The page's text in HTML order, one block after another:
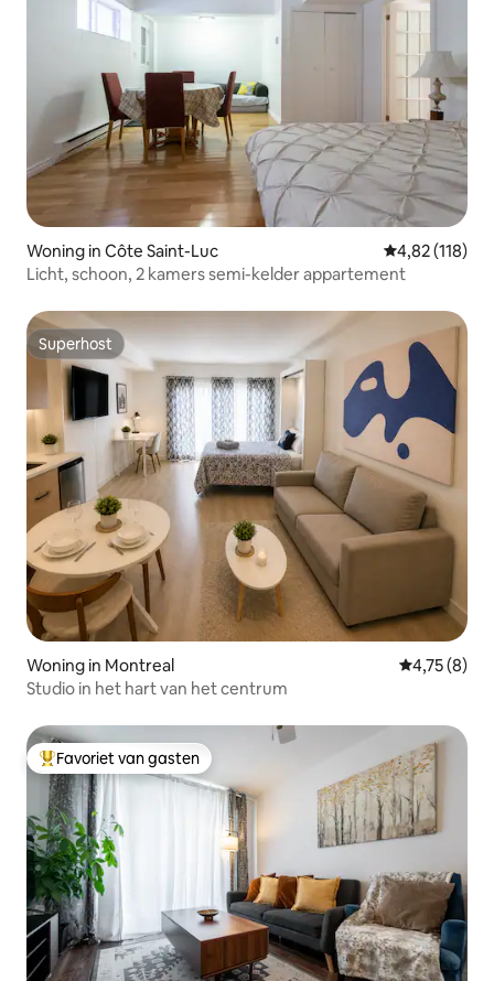
Woning in Côte Saint-Luc Gemiddelde
4,82 (118)
Licht, schoon, 2 kamers semi-kelder appartement
Superhost
Superhost
Woning in Montreal
4,75 (8)
Studio in het hart van het centrum
Topfavoriet van gasten
Favoriet van gasten